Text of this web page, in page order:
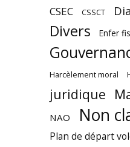
CSEC CSSCT
Divers Enfer
Harcèlement moral
juridique
NAO Non
Plan de départ